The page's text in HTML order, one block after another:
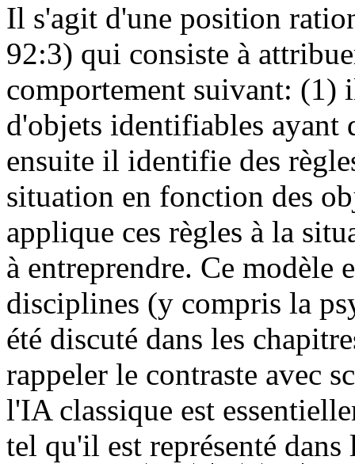
Il s'agit d'une position
92:3) qui consiste à
comportement suivant: (1)
d'objets identifiables ayant
ensuite il identifie des
situation en fonction des
applique ces règles à la
à entreprendre. Ce modèle
disciplines (y compris la
été discuté dans les
rappeler le contraste avec
l'IA classique est
tel qu'il est représenté